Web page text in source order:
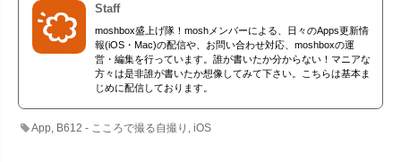
Staff
moshbox盛上げ隊！moshメンバーによる、日々のApps更新情
報(iOS・Mac)の配信や、お問い合わせ対応、moshboxの運
営・編集を行っています。誰が書いたか分からない！マニアな
方々は是非誰が書いたか想像してみて下さい。こちらは基本ま
じめに配信しております。
App B612 - こころで撮る自撮り ,iOS